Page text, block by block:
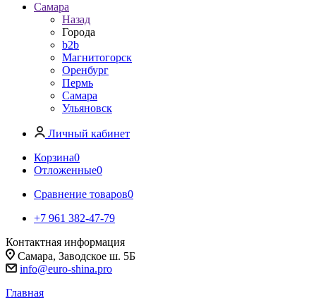
Самара
Назад
Города
b2b
Магнитогорск
Оренбург
Пермь
Самара
Ульяновск
Личный кабинет
Корзина0
Отложенные0
Сравнение товаров0
+7 961 382-47-79
Контактная информация
Самара, Заводское ш. 5Б
info@euro-shina.pro
Главная